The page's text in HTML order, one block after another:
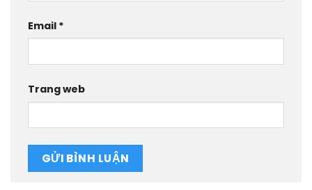
Email *
Trang web